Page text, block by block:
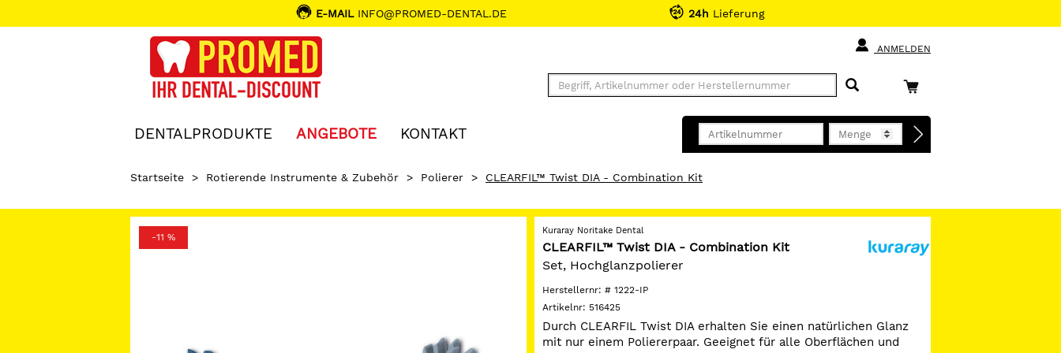
E-MAILINFO@PROMED-DENTAL.DE 24h Lieferung
ANMELDEN
DENTALPRODUKTE ANGEBOTE KONTAKT
Startseite > Rotierende Instrumente & Zubehör > Polierer > CLEARFIL™ Twist DIA - Combination Kit
-11 %
Kuraray Noritake Dental
CLEARFIL™ Twist DIA - Combination Kit
Set, Hochglanzpolierer
Herstellernr: # 1222-IP
Artikelnr: 516425
Durch CLEARFIL Twist DIA erhalten Sie einen natürlichen Glanz
mit nur einem Poliererpaar. Geeignet für alle Oberflächen und